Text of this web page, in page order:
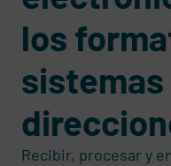
los
sistemas
Recibir, procesar y